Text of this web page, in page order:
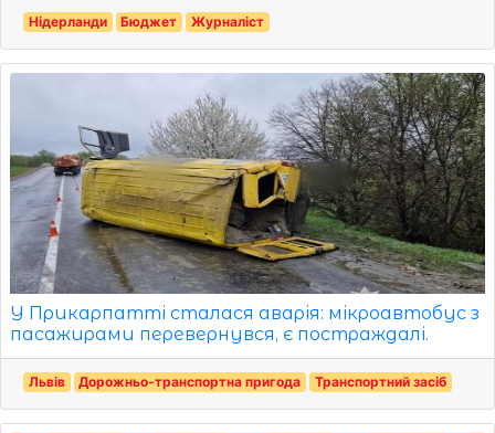
Нідерланди Бюджет Журналіст
У Прикарпатті сталася аварія: мікроавтобус з
пасажирами перевернувся, є постраждалі.
Львів Дорожньо-транспортна пригода Транспортний засіб